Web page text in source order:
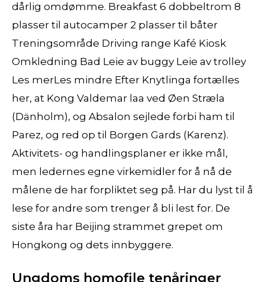
dårlig omdømme. Breakfast 6 dobbeltrom 8
plasser til autocamper 2 plasser til båter
Treningsområde Driving range Kafé Kiosk
Omkledning Bad Leie av buggy Leie av trolley
Les merLes mindre Efter Knytlinga fortælles
her, at Kong Valdemar laa ved Øen Stræla
(Dänholm), og Absalon sejlede forbi ham til
Parez, og red op til Borgen Gards (Karenz).
Aktivitets- og handlingsplaner er ikke mål,
men ledernes egne virkemidler for å nå de
målene de har forpliktet seg på. Har du lyst til å
lese for andre som trenger å bli lest for. De
siste åra har Beijing strammet grepet om
Hongkong og dets innbyggere.
Ungdoms homofile tenåringer